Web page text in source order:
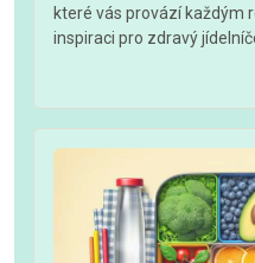
které vás provází každým
inspiraci pro zdravý